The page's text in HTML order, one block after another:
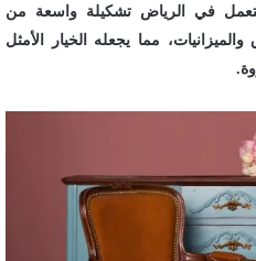
في الرياض تشكيلة واسعة من
مما يجعله الخيار الأمثل